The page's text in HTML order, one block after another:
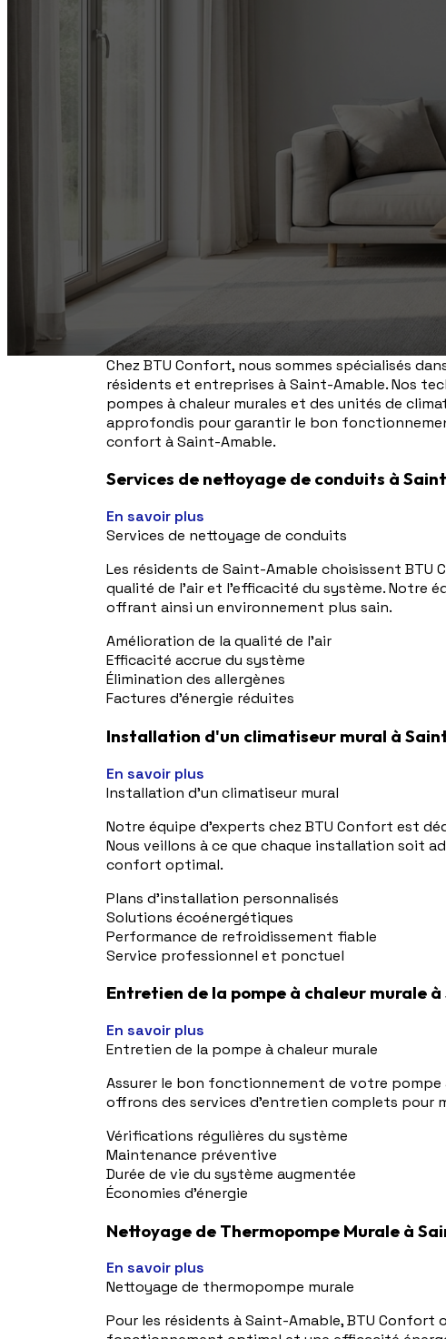
Contactez-nous aujourd'hui pour un service rapide et facile!
Chez BTU Confort, nous sommes spécialisés
résidents et entreprises à Saint-Amable. Nos
pompes à chaleur murales et des unités de
approfondis pour garantir le bon
confort à Saint-Amable.
Services de nettoyage de conduits à
En savoir plus
Services de nettoyage de conduits
Les résidents de Saint-Amable choisissent
qualité de l'air et l'efficacité du système. Notre
offrant ainsi un environnement plus sain.
Amélioration de la qualité de l'air
Efficacité accrue du système
Élimination des allergènes
Factures d'énergie réduites
Installation d'un climatiseur mural à
En savoir plus
Installation d'un climatiseur mural
Notre équipe d'experts chez BTU Confort est
Nous veillons à ce que chaque installation soit
confort optimal.
Plans d'installation personnalisés
Solutions écoénergétiques
Performance de refroidissement fiable
Service professionnel et ponctuel
Entretien de la pompe à chaleur murale
En savoir plus
Entretien de la pompe à chaleur murale
Assurer le bon fonctionnement de votre pompe
offrons des services d'entretien complets pour
Vérifications régulières du système
Maintenance préventive
Durée de vie du système augmentée
Économies d'énergie
Nettoyage de Thermopompe Murale à
En savoir plus
Nettoyage de thermopompe murale
Pour les résidents à Saint-Amable, BTU